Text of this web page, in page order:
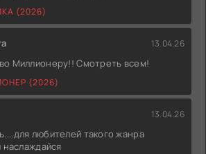
(2026)
13.04.26
Миллионеру!! Смотреть всем!
(2026)
13.04.26
любителей такого жанра
наслаждайся